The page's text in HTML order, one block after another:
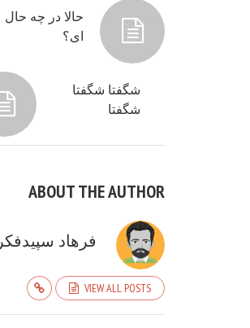
حالا در چه حال
ای؟
شگفتا شگفتا
شگفتا
ABOUT THE AUTHOR
فرهاد سپیدفکر
VIEW ALL POSTS